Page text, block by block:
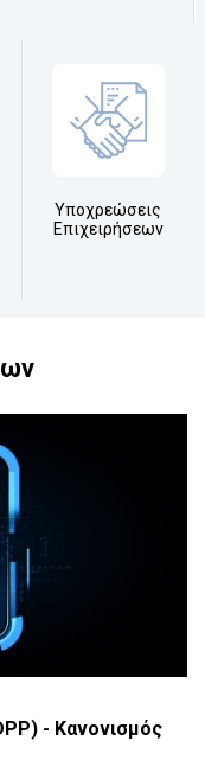
Υποχρεώσεις
Επιχειρήσεων
- Κανονισμός